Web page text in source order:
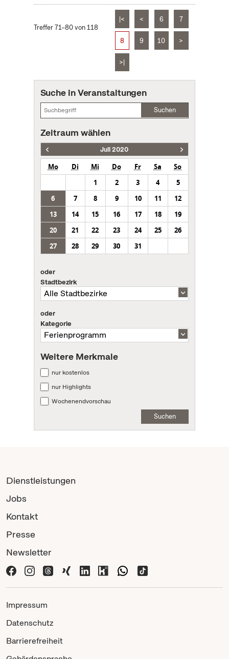
Treffer 71–80 von 118
|< < 6 7
8 9 10 >
>|
Suche in Veranstaltungen
Suchen
Zeitraum wählen
Juli 2020
Mo Di Mi Do Fr Sa
So
1
2 3 4
5
6
7 8 9 10 11
12
13
14 15 16 17 18
19
20
21 22 23 24 25
26
27
28 29 30 31
oder
Stadtbezirk
oder
Kategorie
Weitere Merkmale
nur kostenlos
nur Highlights
Wochenendvorschau
Suchen
Dienstleistungen
Jobs
Kontakt
Presse
Newsletter
Impressum
Datenschutz
Barrierefreiheit